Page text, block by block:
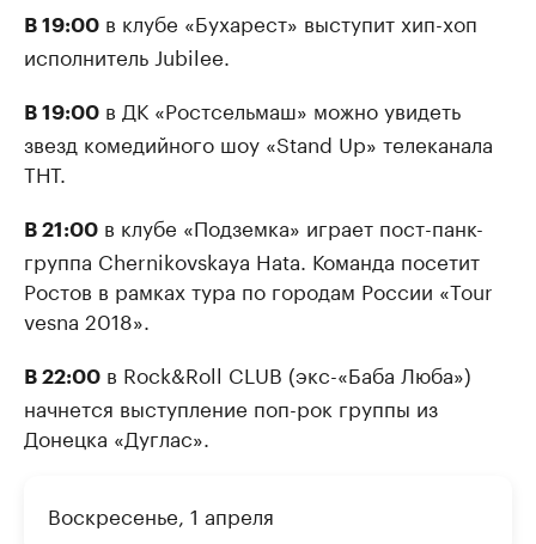
В 19:00 в клубе «Бухарест» выступит хип-хоп
исполнитель Jubilee.
В 19:00 в ДК «Ростсельмаш» можно увидеть
звезд комедийного шоу «Stand Up» телеканала
ТНТ.
В 21:00 в клубе «Подземка» играет пост-панк-
группа Chernikovskaya Hata. Команда посетит
Ростов в рамках тура по городам России «Tour
vesna 2018».
В 22:00 в Rock&Roll CLUB (экс-«Баба Люба»)
начнется выступление поп-рок группы из
Донецка «Дуглас».
Воскресенье, 1 апреля